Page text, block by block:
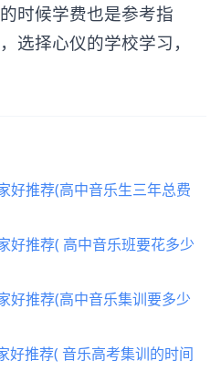
时候学费也是参考指
选择心仪的学校学习，
好推荐(高中音乐生三年总费
好推荐( 高中音乐班要花多少
好推荐(高中音乐集训要多少
好推荐( 音乐高考集训的时间